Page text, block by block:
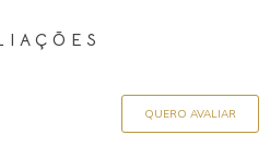
QUERO AVALIAR